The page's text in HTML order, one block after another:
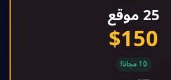
25 موقع
$150
10 مجانا!